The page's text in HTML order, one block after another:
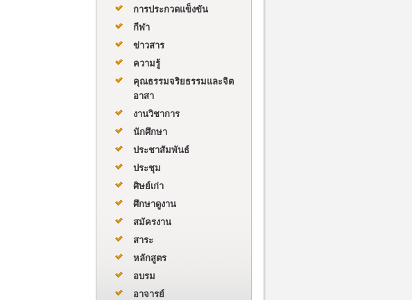
การประกวดแข็งขัน
กีฬา
ข่าวสาร
ความรู้
คุณธรรมจริยธรรมและจิต
อาสา
งานวิชาการ
นักศึกษา
ประชาสัมพันธ์
ประชุม
ศิษย์เก่า
ศึกษาดูงาน
สมัครงาน
สาระ
หลักสูตร
อบรม
อาจารย์